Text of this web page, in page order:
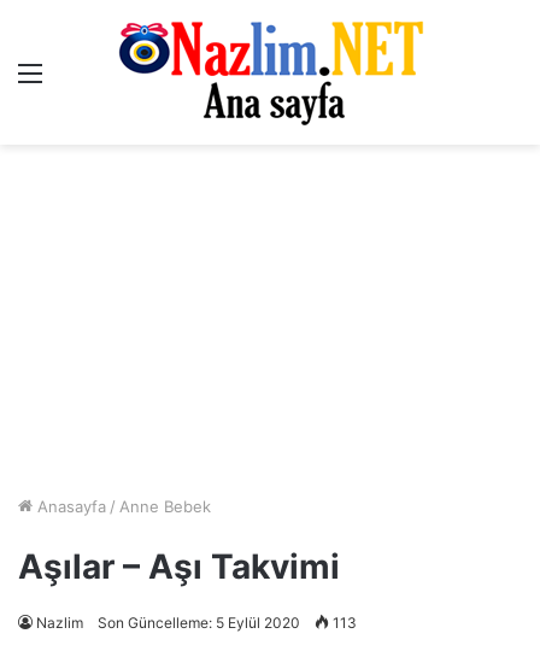
Menü
Anasayfa / Anne Bebek
Aşılar – Aşı Takvimi
Nazlim Son Güncelleme: 5 Eylül 2020 113